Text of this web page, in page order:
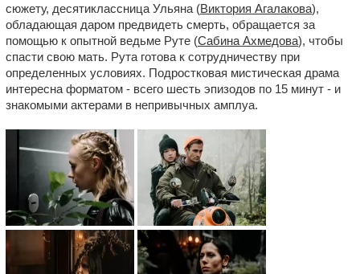
сюжету, десятиклассница Ульяна (Виктория Агалакова),
обладающая даром предвидеть смерть, обращается за
помощью к опытной ведьме Руте (Сабина Ахмедова), чтобы
спасти свою мать. Рута готова к сотрудничеству при
определенных условиях. Подростковая мистическая драма
интересна форматом - всего шесть эпизодов по 15 минут - и
знакомыми актерами в непривычных амплуа.